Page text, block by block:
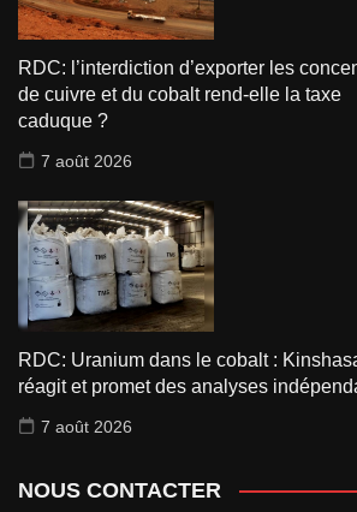
RDC: l’interdiction d’exporter les
de cuivre et du cobalt rend-elle la taxe
caduque ?
7 août 2026
RDC: Uranium dans le cobalt :
réagit et promet des analyses
7 août 2026
NOUS CONTACTER